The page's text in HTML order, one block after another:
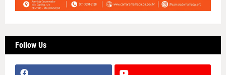
Follow Us